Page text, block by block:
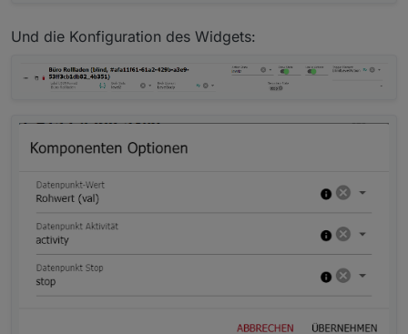
Und die Konfiguration des Widgets: